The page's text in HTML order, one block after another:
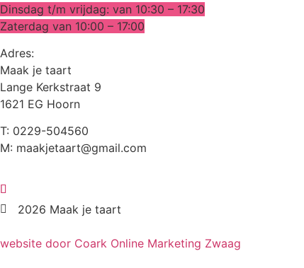
Dinsdag t/m vrijdag: van 10:30 – 17:30
Zaterdag van 10:00 – 17:00
Adres:
Maak je taart
Lange Kerkstraat 9
1621 EG Hoorn
T: 0229-504560
M: maakjetaart@gmail.com
2026 Maak je taart
website door Coark Online Marketing Zwaag